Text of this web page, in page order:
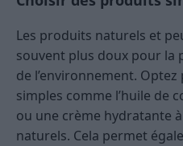
Les produits naturels et
souvent plus doux pour la
de l’environnement.
simples comme l’huile de
ou une crème hydratante
naturels. Cela permet